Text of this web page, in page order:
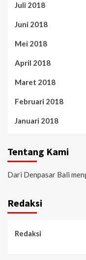
Juli 2018
Juni 2018
Mei 2018
April 2018
Maret 2018
Februari 2018
Januari 2018
Tentang Kami
Dari Denpasar Bali
Redaksi
Redaksi